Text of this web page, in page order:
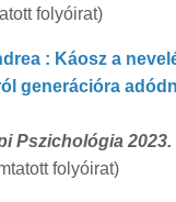
folyóirat)
: Káosz a
generációra
Pszichológia 2023.
folyóirat)